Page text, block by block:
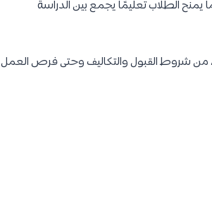
يمنح الطلاب تعليمًا يجمع بين الدراسة
من شروط القبول والتكاليف وحتى فرص العمل